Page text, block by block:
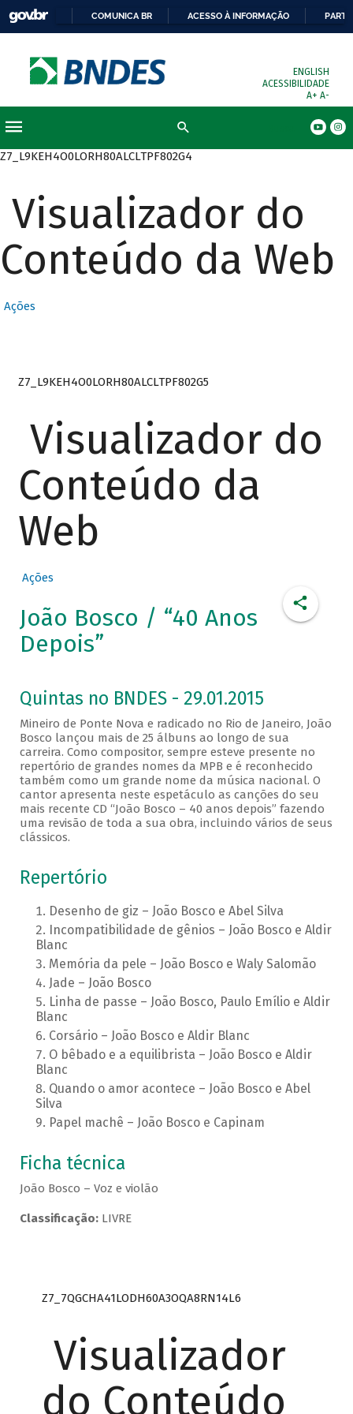
COMUNICA BR ACESSO À INFORMAÇÃO
ENGLISH
ACESSIBILIDADE
A+ A-
Z7_L9KEH4O0LORH80ALCLTPF802G4
Visualizador do
Conteúdo da Web
Ações
Z7_L9KEH4O0LORH80ALCLTPF802G5
Visualizador do
Conteúdo da
Web
Ações
João Bosco / “40 Anos
Depois”
Quintas no BNDES - 29.01.2015
Mineiro de Ponte Nova e radicado no Rio de Janeiro, João
Bosco lançou mais de 25 álbuns ao longo de sua
carreira. Como compositor, sempre esteve presente no
repertório de grandes nomes da MPB e é reconhecido
também como um grande nome da música nacional. O
cantor apresenta neste espetáculo as canções do seu
mais recente CD “João Bosco – 40 anos depois” fazendo
uma revisão de toda a sua obra, incluindo vários de seus
clássicos.
Repertório
Desenho de giz – João Bosco e Abel Silva
Incompatibilidade de gênios – João Bosco e Aldir
Blanc
Memória da pele – João Bosco e Waly Salomão
Jade – João Bosco
Linha de passe – João Bosco, Paulo Emílio e Aldir
Blanc
Corsário – João Bosco e Aldir Blanc
O bêbado e a equilibrista – João Bosco e Aldir
Blanc
Quando o amor acontece – João Bosco e Abel
Silva
Papel machê – João Bosco e Capinam
Ficha técnica
João Bosco – Voz e violão
Classificação:LIVRE
Z7_7QGCHA41LODH60A3OQA8RN14L6
Visualizador
do Conteúdo